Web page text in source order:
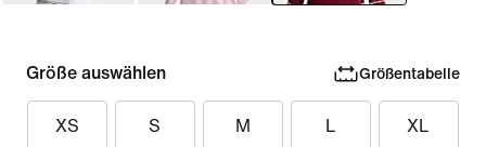
Größe auswählen Größentabelle
XS S M L XL